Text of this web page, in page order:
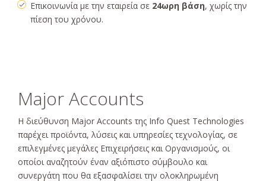
Επικοινωνία με την εταιρεία σε 24ωρη βάση, χωρίς την
πίεση του χρόνου.
Major Accounts
Η διεύθυνση Major Accounts της Info Quest Technologies
παρέχει προϊόντα, λύσεις και υπηρεσίες τεχνολογίας, σε
επιλεγμένες μεγάλες Επιχειρήσεις και Οργανισμούς, οι
οποίοι αναζητούν έναν αξιόπιστο σύμβουλο και
συνεργάτη που θα εξασφαλίσει την ολοκληρωμένη